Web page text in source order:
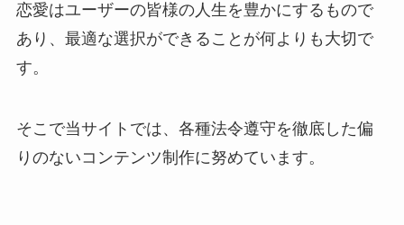
恋愛はユーザーの皆様の人生を豊かにするもので
あり、最適な選択ができることが何よりも大切で
す。
そこで当サイトでは、各種法令遵守を徹底した偏
りのないコンテンツ制作に努めています。